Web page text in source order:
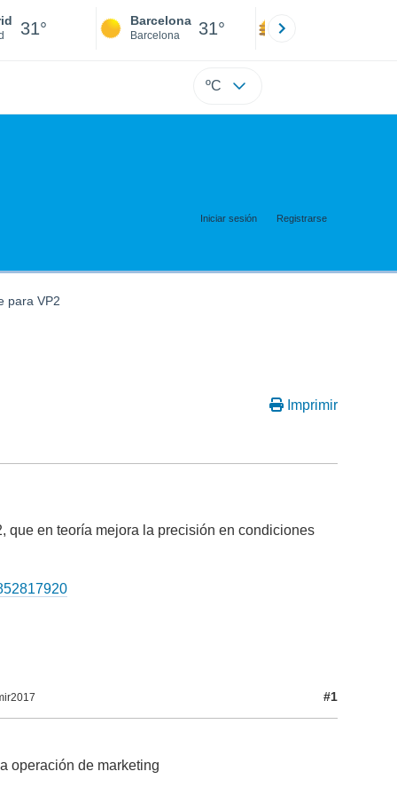
31° Barcelona
Barcelona 31°
ºC
Iniciar sesión Registrarse
para VP2
Imprimir
que en teoría mejora la precisión en condiciones
#1
operación de marketing